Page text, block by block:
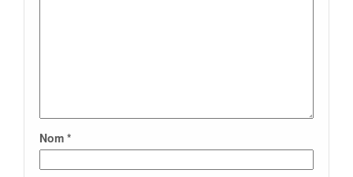
Nom *